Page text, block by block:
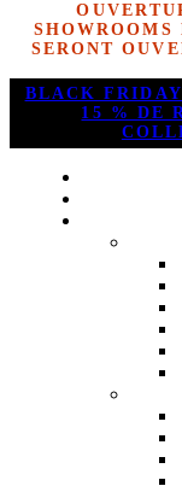
SERONT
BLACK
15 % DE